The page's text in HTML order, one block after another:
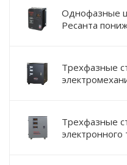
Однофазные
Ресанта
Трехфазные
Трехфазные
электронного